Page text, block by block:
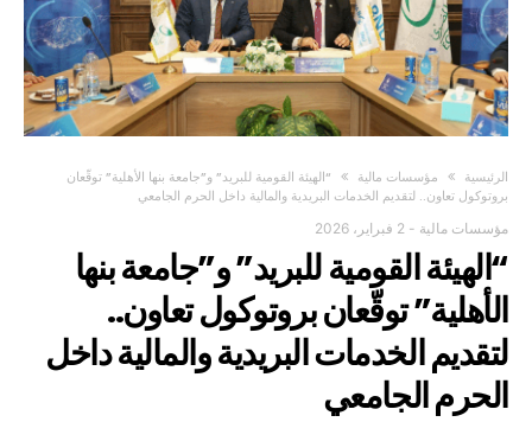
‫الرئيسية‬ مؤسسات مالية
“الهيئة القومية للبريد” و”جامعة بنها الأهلية” توقّعان
بروتوكول تعاون.. لتقديم الخدمات البريدية والمالية داخل الحرم الجامعي
مؤسسات مالية - 2 فبراير، 2026
“الهيئة القومية للبريد” و”جامعة بنها
الأهلية” توقّعان بروتوكول تعاون..
لتقديم الخدمات البريدية والمالية داخل
الحرم الجامعي